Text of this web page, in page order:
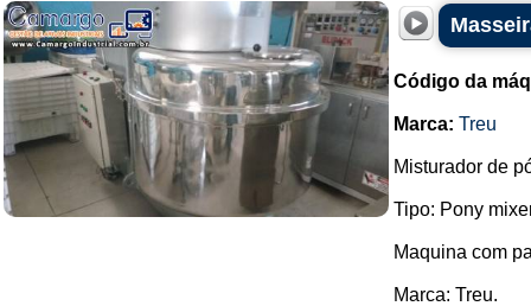
Código da
Marca: Treu
Misturador de
Tipo: Pony
Maquina com
Marca: Treu.